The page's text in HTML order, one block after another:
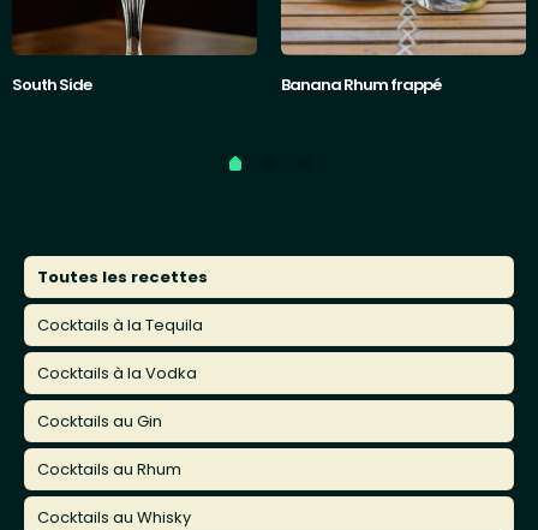
South Side Banana Rhum frappé
Toutes les recettes
Cocktails à la Tequila
Cocktails à la Vodka
Cocktails au Gin
Cocktails au Rhum
Cocktails au Whisky